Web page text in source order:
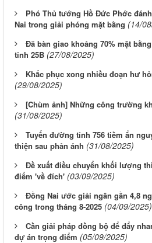
Phó Thủ tướng Hồ Đức Phớc
Nai trong giải phóng mặt bằng (14/
Đã bàn giao khoảng 70% mặt
tỉnh 25B (27/08/2025)
Khắc phục xong nhiều đoạn hư
(29/08/2025)
[Chùm ảnh] Những công trường
(31/08/2025)
Tuyến đường tỉnh 756 tiềm ẩn
thiện sau phản ánh (31/08/2025)
Đề xuất điều chuyển khối lượng
điểm 'về đích' (03/09/2025)
Đồng Nai ước giải ngân gần 4,8
công trong tháng 8-2025 (04/09/2025)
Cần giải pháp đồng bộ để đẩy
dự án trọng điểm (05/09/2025)